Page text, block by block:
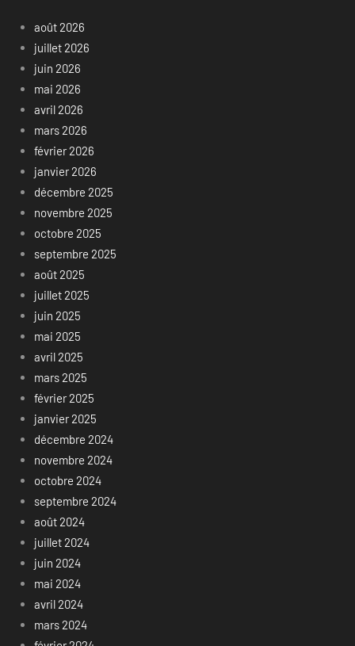
août 2026
juillet 2026
juin 2026
mai 2026
avril 2026
mars 2026
février 2026
janvier 2026
décembre 2025
novembre 2025
octobre 2025
septembre 2025
août 2025
juillet 2025
juin 2025
mai 2025
avril 2025
mars 2025
février 2025
janvier 2025
décembre 2024
novembre 2024
octobre 2024
septembre 2024
août 2024
juillet 2024
juin 2024
mai 2024
avril 2024
mars 2024